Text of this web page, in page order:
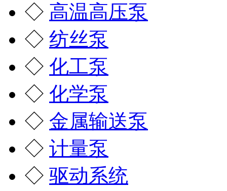
◇ 高温高压泵
◇ 纺丝泵
◇ 化工泵
◇ 化学泵
◇ 金属输送泵
◇ 计量泵
◇ 驱动系统